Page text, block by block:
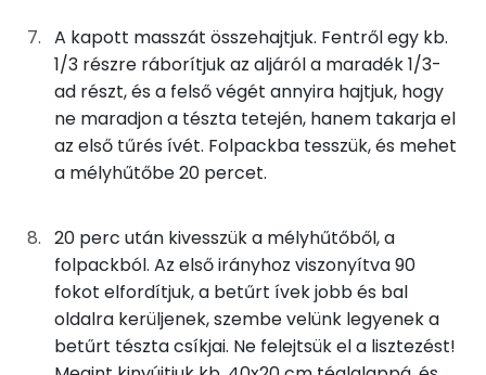
Kálcium
80 mg
Vas
1 mg
Magnézium
37 mg
Foszfor
Nátrium
1033 mg
Réz
0 mg
Mangán
1 mg
A kapott masszát összehajtjuk. Fentről egy kb.
1/3 részre ráborítjuk az aljáról a maradék 1/3-
ad részt, és a felső végét annyira hajtjuk, hogy
ne maradjon a tészta tetején, hanem takarja el
az első tűrés ívét. Folpackba tesszük, és mehet
a mélyhűtőbe 20 percet.
20 perc után kivesszük a mélyhűtőből, a
folpackból. Az első irányhoz viszonyítva 90
fokot elfordítjuk, a betűrt ívek jobb és bal
oldalra kerüljenek, szembe velünk legyenek a
betűrt tészta csíkjai. Ne felejtsük el a lisztezést!